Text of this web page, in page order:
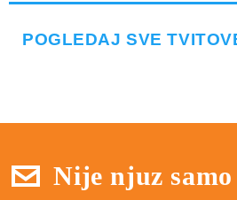
POGLEDAJ SVE
Nije njuz